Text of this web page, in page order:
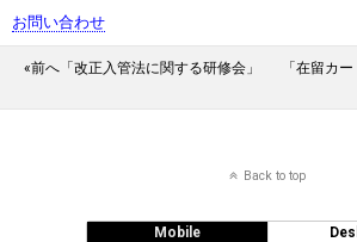
お問い合わせ
«前へ「改正入管法に関する研修会」
「在留カ
Back to top
Mobile